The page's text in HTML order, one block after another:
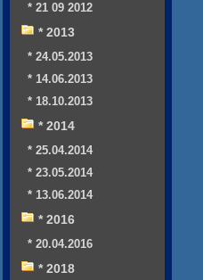
* 21 09 2012
* 2013
* 24.05.2013
* 14.06.2013
* 18.10.2013
* 2014
* 25.04.2014
* 23.05.2014
* 13.06.2014
* 2016
* 20.04.2016
* 2018